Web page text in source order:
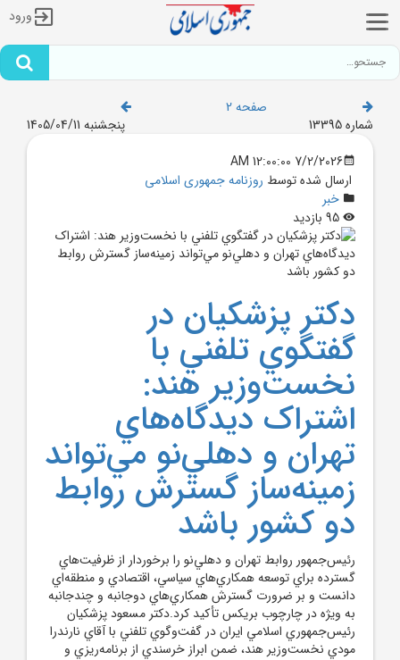
ورود
صفحه 2
شماره 13395
پنجشنبه 1405/04/11
7/2/2026 12:00:00 AM
ارسال شده توسط روزنامه جمهوری اسلامی
خبر
دکتر پزشکيان در
گفتگوي تلفني با
نخست‌وزير هند:
اشتراک ديدگاه‌هاي
تهران و دهلي‌نو مي‌تواند
زمينه‌ساز گسترش روابط
دو کشور باشد
رئيس‌جمهور روابط تهران و دهلي‌نو را برخوردار از ظرفيت‌هاي
گسترده براي توسعه همکاري‌هاي سياسي، اقتصادي و منطقه‌اي
دانست و بر ضرورت گسترش همکاري‌هاي دوجانبه و چندجانبه
به ويژه در چارچوب بريکس تأکيد کرد.دکتر مسعود پزشکيان
رئيس‌جمهوري اسلامي ايران در گفت‌وگوي تلفني با آقاي نارندرا
مودي نخست‌وزير هند، ضمن ابراز خرسندي از برنامه‌ريزي و